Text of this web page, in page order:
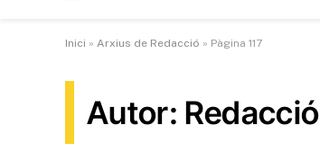
Inici » Arxius de Redacció » Pàgina 117
Autor: Redacció